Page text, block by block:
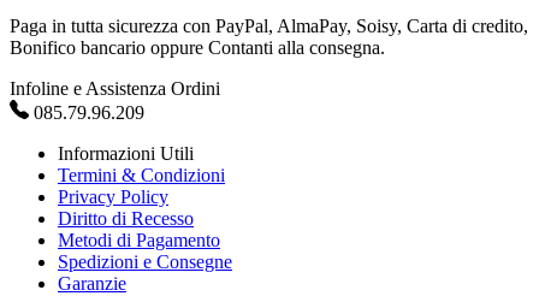
Paga in tutta sicurezza con PayPal, AlmaPay, Soisy, Carta di credito,
Bonifico bancario oppure Contanti alla consegna.
Infoline e Assistenza Ordini
085.79.96.209
Informazioni Utili
Termini & Condizioni
Privacy Policy
Diritto di Recesso
Metodi di Pagamento
Spedizioni e Consegne
Garanzie